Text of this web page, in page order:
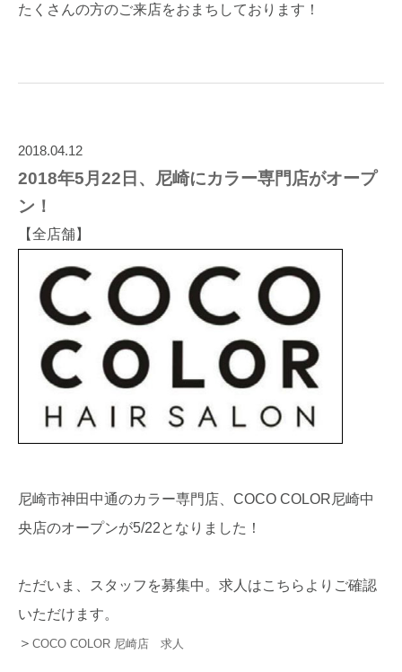
たくさんの方のご来店をおまちしております！
2018.04.12
2018年5月22日、尼崎にカラー専門店がオープ
ン！
【全店舗】
尼崎市神田中通のカラー専門店、COCO COLOR尼崎中
央店のオープンが5/22となりました！
ただいま、スタッフを募集中。求人はこちらよりご確認
いただけます。
＞ COCO COLOR 尼崎店 求人